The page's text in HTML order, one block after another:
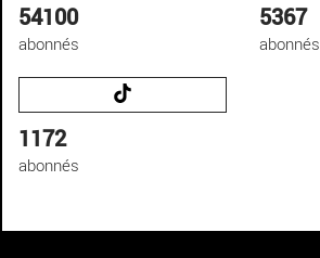
54100
abonnés
5367
abonnés
1172
abonnés